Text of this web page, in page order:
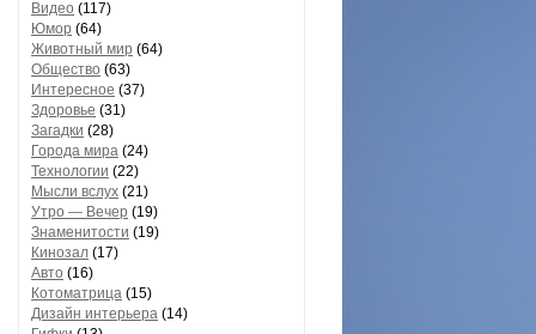
Видео (117)
Юмор (64)
Животный мир (64)
Общество (63)
Интересное (37)
Здоровье (31)
Загадки (28)
Города мира (24)
Технологии (22)
Мысли вслух (21)
Утро — Вечер (19)
Знаменитости (19)
Кинозал (17)
Авто (16)
Котоматрица (15)
Дизайн интерьера (14)